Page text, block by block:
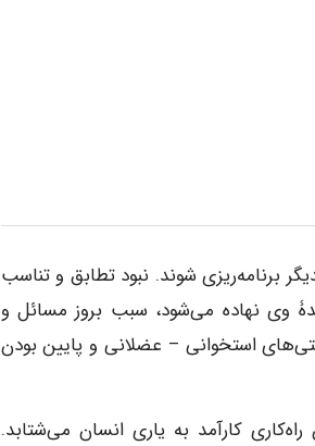
برنامه‌ریزی شوند. نبود تطابق و تناسب
وی نهاده می‌شود، سبب بروز مسائل و
استخوانی – عضلانی و پایین بودن
کارآمد به یاری انسان می‌شتابد.